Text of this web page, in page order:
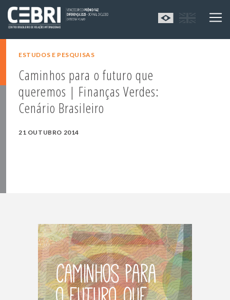
ESTUDOS E PESQUISAS
Caminhos para o futuro que
queremos | Finanças Verdes:
Cenário Brasileiro
21 OUTUBRO 2014